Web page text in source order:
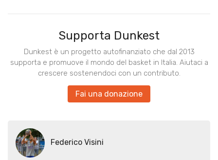
Supporta Dunkest
Dunkest è un progetto autofinanziato che dal 2013
supporta e promuove il mondo del basket in Italia. Aiutaci a
crescere sostenendoci con un contributo.
Fai una donazione
Federico Visini